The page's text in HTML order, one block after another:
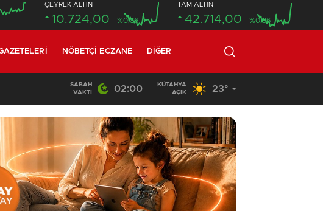
ÇEYREK ALTIN
10.724,00 %0,86
TAM ALTIN
42.714,00 %0,86
NÖBETÇI ECZANE DIĞER
20:58 /
SABAH
VAKTI
02:00
KÜTAHYA
AÇIK
23°